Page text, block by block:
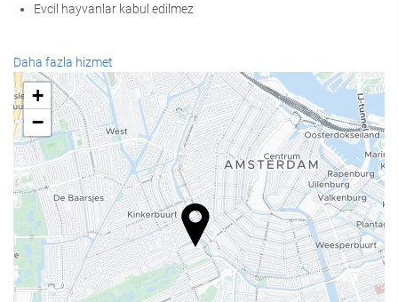
Evcil hayvanlar kabul edilmez
KarÅÄ±lama hizmetleri
24-saat açık resepsiyon
Bagaj muhafazası
Yiyecek ve içecek
À la carte restoran
Bar
Ä°Åletme tesisleri
Daha fazla hizmet
+
−